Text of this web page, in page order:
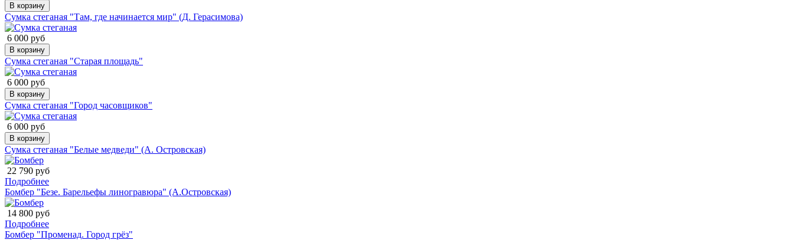
В корзину
Сумка стеганая "Там, где начинается мир" (Д. Герасимова)
6 000 руб
В корзину
Сумка стеганая "Старая площадь"
6 000 руб
В корзину
Сумка стеганая "Город часовщиков"
6 000 руб
В корзину
Сумка стеганая "Белые медведи" (А. Островская)
22 790 руб
Подробнее
Бомбер "Безе. Барельефы линогравюра" (А.Островская)
14 800 руб
Подробнее
Бомбер "Променад. Город грёз"